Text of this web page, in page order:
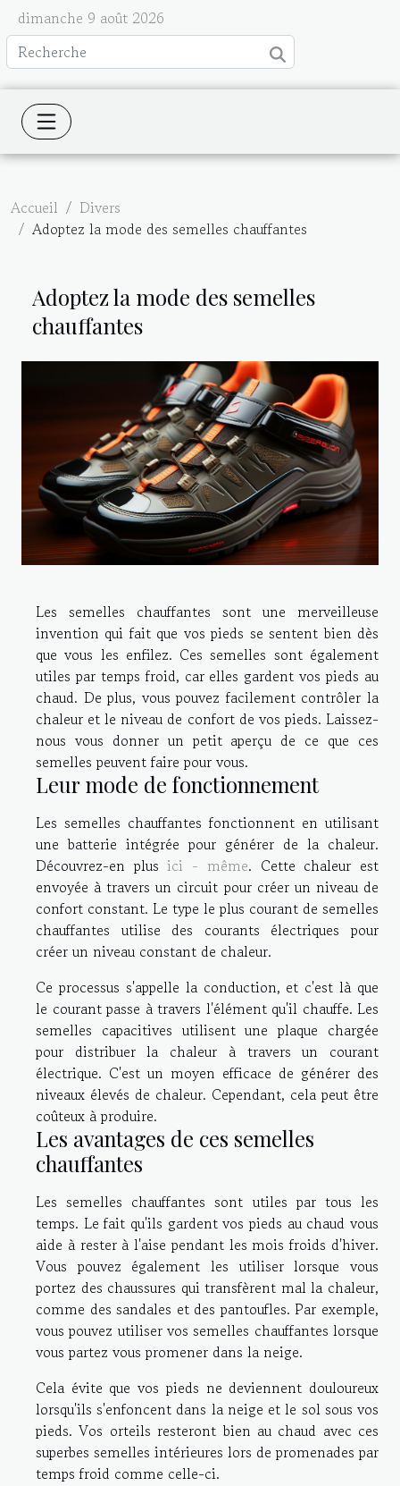
dimanche 9 août 2026
Accueil
Divers
Adoptez la mode des semelles chauffantes
Adoptez la mode des semelles
chauffantes
Les semelles chauffantes sont une merveilleuse
invention qui fait que vos pieds se sentent bien dès
que vous les enfilez. Ces semelles sont également
utiles par temps froid, car elles gardent vos pieds au
chaud. De plus, vous pouvez facilement contrôler la
chaleur et le niveau de confort de vos pieds. Laissez-
nous vous donner un petit aperçu de ce que ces
semelles peuvent faire pour vous.
Leur mode de fonctionnement
Les semelles chauffantes fonctionnent en utilisant
une batterie intégrée pour générer de la chaleur.
Découvrez-en plusici - même. Cette chaleur est
envoyée à travers un circuit pour créer un niveau de
confort constant. Le type le plus courant de semelles
chauffantes utilise des courants électriques pour
créer un niveau constant de chaleur.
Ce processus s'appelle la conduction, et c'est là que
le courant passe à travers l'élément qu'il chauffe. Les
semelles capacitives utilisent une plaque chargée
pour distribuer la chaleur à travers un courant
électrique. C'est un moyen efficace de générer des
niveaux élevés de chaleur. Cependant, cela peut être
coûteux à produire.
Les avantages de ces semelles
chauffantes
Les semelles chauffantes sont utiles par tous les
temps. Le fait qu'ils gardent vos pieds au chaud vous
aide à rester à l'aise pendant les mois froids d'hiver.
Vous pouvez également les utiliser lorsque vous
portez des chaussures qui transfèrent mal la chaleur,
comme des sandales et des pantoufles. Par exemple,
vous pouvez utiliser vos semelles chauffantes lorsque
vous partez vous promener dans la neige.
Cela évite que vos pieds ne deviennent douloureux
lorsqu'ils s'enfoncent dans la neige et le sol sous vos
pieds. Vos orteils resteront bien au chaud avec ces
superbes semelles intérieures lors de promenades par
temps froid comme celle-ci.